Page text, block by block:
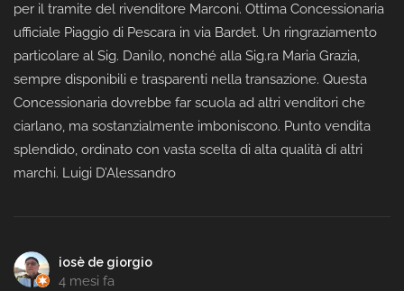
per il tramite del rivenditore Marconi. Ottima Concessionaria
ufficiale Piaggio di Pescara in via Bardet. Un ringraziamento
particolare al Sig. Danilo, nonché alla Sig.ra Maria Grazia,
sempre disponibili e trasparenti nella transazione. Questa
Concessionaria dovrebbe far scuola ad altri venditori che
ciarlano, ma sostanzialmente imboniscono. Punto vendita
splendido, ordinato con vasta scelta di alta qualità di altri
marchi. Luigi D’Alessandro
iosè de giorgio
4 mesi fa